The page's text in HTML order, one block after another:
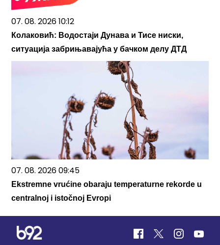
07. 08. 2026 10:12
Колаковић: Водостаји Дунава и Тисе ниски,
ситуација забрињавајућа у бачком делу ДТД
07. 08. 2026 09:45
Ekstremne vrućine obaraju temperaturne rekorde u
centralnoj i istočnoj Evropi